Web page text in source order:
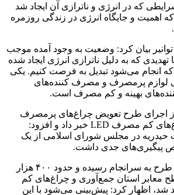
که در انرژی و ناترازی آن ایجاد شد
اهمیت و جایگاه انرژی در زندگی روزمره
بیان کرد: وضعیت به وجود آمده موجب
تهدیدی که به دلیل ناترازی انرژی ایجاد شده
که انجام می‌شود تبدیل به فرصت کنیم. یکی
لوازم پرمصرف و مصرف کننده‌های
بهینه و کم مصرف است.
اجرای طرح تعویض چراغ‌های پرمصرف
معابر و جایگزینی چراغ‌های کم مصرف LED خبر داد و افزود:
حیدریه در مجلس شورای اسلامی از یک
پیگیری‌های جدی داشت.
ذبیحی با بیان اینکه این طرح به سرانجام رسیده و حدود ۴۰۰ هزار
استان جمع‌آوری و چراغ‌های کم
اظهار کرد: پیش‌بینی می‌شود با این